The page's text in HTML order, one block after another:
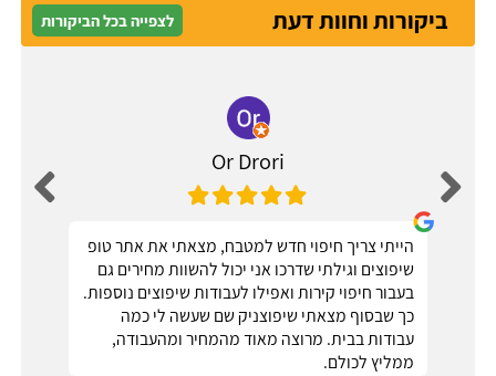
ביקורות וחוות דעת לצפייה בכל הביקורות
Or Drori
הייתי צריך חיפוי חדש למטבח, מצאתי את אתר טופ
שיפוצים וגילתי שדרכו אני יכול להשוות מחירים גם
בעבור חיפוי קירות ואפילו לעבודות שיפוצים נוספות.
כך שבסוף מצאתי שיפוצניק שם שעשה לי כמה
עבודות בבית. מרוצה מאוד מהמחיר ומהעבודה,
ממליץ לכולם.